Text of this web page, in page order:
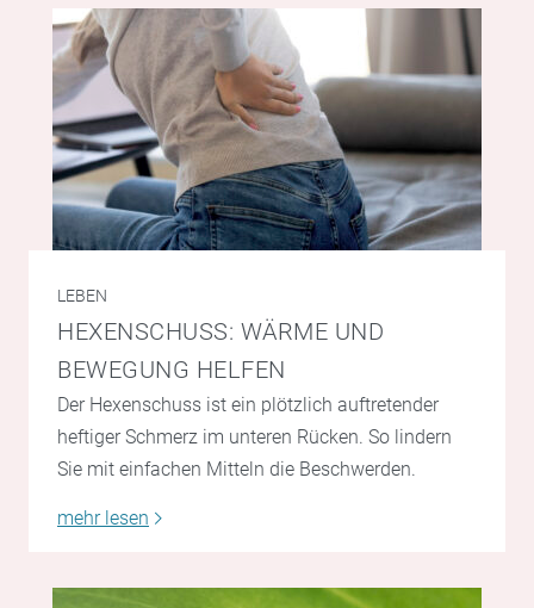
LEBEN
HEXENSCHUSS: WÄRME UND
BEWEGUNG HELFEN
Der Hexenschuss ist ein plötzlich auftretender
heftiger Schmerz im unteren Rücken. So lindern
Sie mit einfachen Mitteln die Beschwerden.
mehr lesen